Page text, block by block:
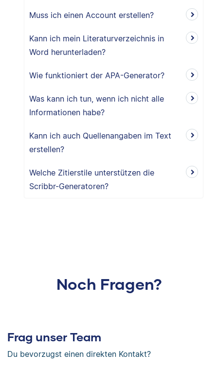
Muss ich einen Account erstellen?
Kann ich mein Literaturverzeichnis in
Word herunterladen?
Wie funktioniert der APA-Generator?
Was kann ich tun, wenn ich nicht alle
Informationen habe?
Kann ich auch Quellenangaben im Text
erstellen?
Welche Zitierstile unterstützen die
Scribbr-Generatoren?
Noch Fragen?
Frag unser Team
Du bevorzugst einen direkten Kontakt?